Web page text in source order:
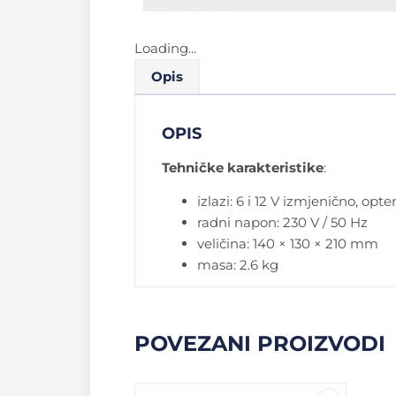
Loading...
Opis
OPIS
Tehničke karakteristike:
izlazi: 6 i 12 V izmjenično,
radni napon: 230 V / 50 Hz
veličina: 140 × 130 × 210 mm
masa: 2.6 kg
POVEZANI PROIZVODI